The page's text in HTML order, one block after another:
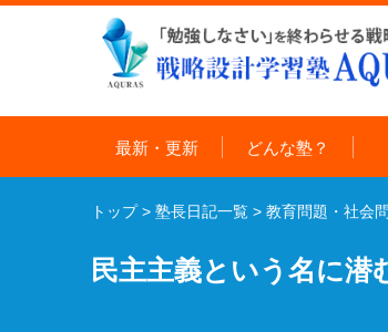
最新・更新 どんな塾？
トップ> 塾長日記一覧 > 教育問題・社会
民主主義という名に潜